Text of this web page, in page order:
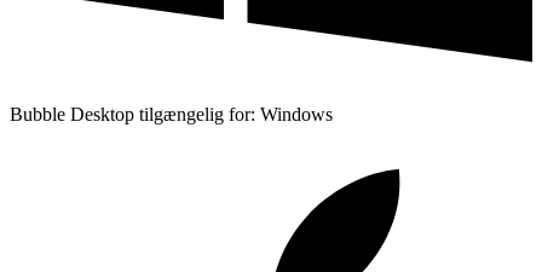
Bubble Desktop tilgængelig for: Windows